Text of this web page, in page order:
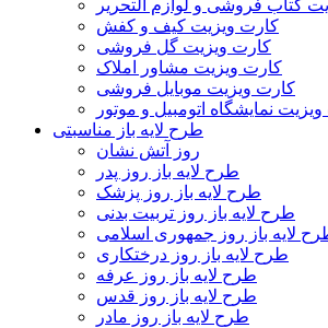
کتاب فروشی و لوازم التحریر
کارت ویزیت کیف و کفش
کارت ویزیت گل فروشی
کارت ویزیت مشاور املاک
کارت ویزیت موبایل فروشی
نمایشگاه اتومبیل و موتور
طرح لایه باز مناسبتی
روز آتش نشان
طرح لایه باز روز پدر
طرح لایه باز روز پزشک
طرح لایه باز روز تربیت بدنی
لایه باز روز جمهوری اسلامی
طرح لایه باز روز درختکاری
طرح لایه باز روز عرفه
طرح لایه باز روز قدس
طرح لایه باز روز مادر